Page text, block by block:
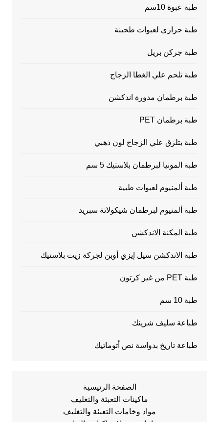
طبة عبوة 10سم
طبة حراري لعبوات طحينة
طبة جركن بريل
طبة تلحم علي الغطا الزجاج
طبة برطمان مدورة اندكشن
طبة برطمان PET
طبة بتلزق علي الزجاج لون ذهبي
طبة المونيا لبرطمان بلاستيك 5 سم
طبة ألمنيوم لعبوات طبية
طبة ألمنيوم لبرطمان شيكولاتة سبريد
طبة المكنة الاندكشن
طبة الاندكشن سيل إيزي أوبن لجركة زيت بلاستيك
طبة PET من غير كرتون
طبة 10 سم
طباعة سليف شرينك
طباعة تاريخ بدواسة نص أتوماتيك
الصفحة الرئيسية
ماكينات التعبئة والتغليف
مواد وخامات التعبئة والتغليف